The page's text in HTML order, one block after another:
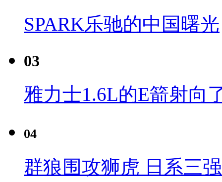
SPARK乐驰的中国曙光
03
雅力士1.6L的E箭射向
04
群狼围攻狮虎 日系三